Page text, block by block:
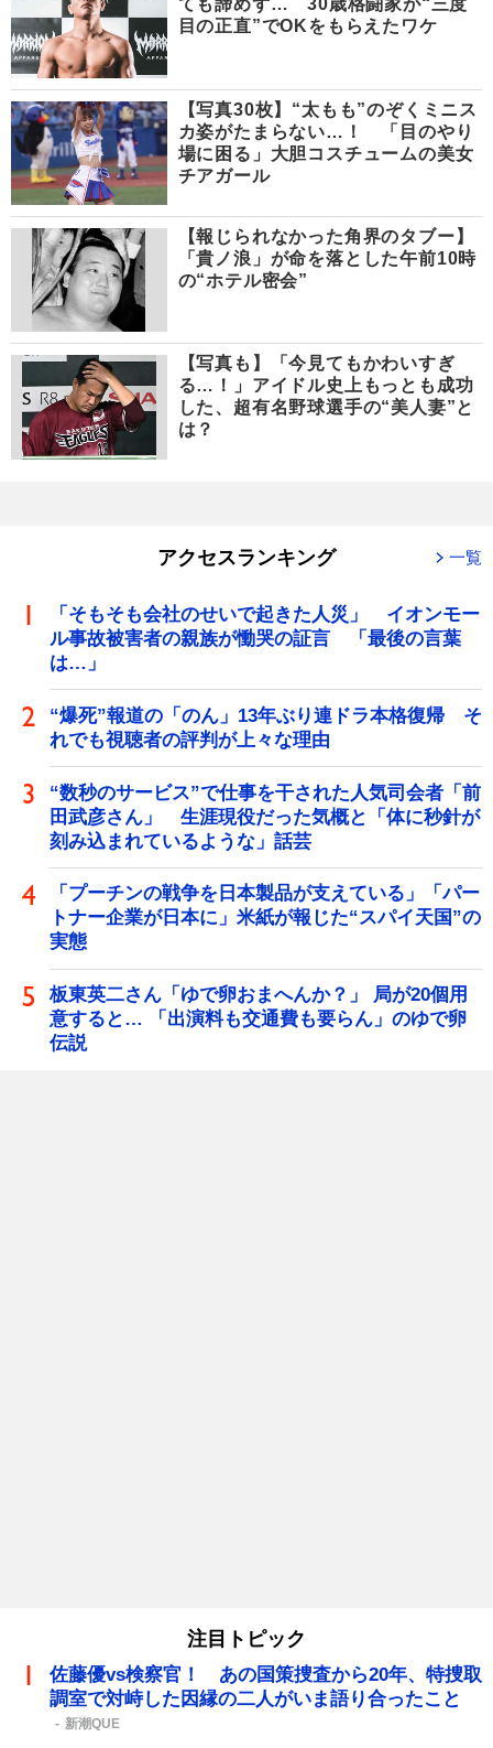
ても諦めず… 30歳格闘家が“三度
目の正直”でOKをもらえたワケ
【写真30枚】“太もも”のぞくミニス
カ姿がたまらない…！ 「目のやり
場に困る」大胆コスチュームの美女
チアガール
【報じられなかった角界のタブー】
「貴ノ浪」が命を落とした午前10時
の“ホテル密会”
【写真も】「今見てもかわいすぎ
る…！」アイドル史上もっとも成功
した、超有名野球選手の“美人妻”と
は？
アクセスランキング 一覧
「そもそも会社のせいで起きた人災」 イオンモー
ル事故被害者の親族が慟哭の証言 「最後の言葉
は…」
“爆死”報道の「のん」13年ぶり連ドラ本格復帰 そ
れでも視聴者の評判が上々な理由
“数秒のサービス”で仕事を干された人気司会者「前
田武彦さん」 生涯現役だった気概と「体に秒針が
刻み込まれているような」話芸
「プーチンの戦争を日本製品が支えている」「パー
トナー企業が日本に」米紙が報じた“スパイ天国”の
実態
板東英二さん「ゆで卵おまへんか？」 局が20個用
意すると… 「出演料も交通費も要らん」のゆで卵
伝説
注目トピック
佐藤優vs検察官！ あの国策捜査から20年、特捜取
調室で対峙した因縁の二人がいま語り合ったこと
新潮QUE